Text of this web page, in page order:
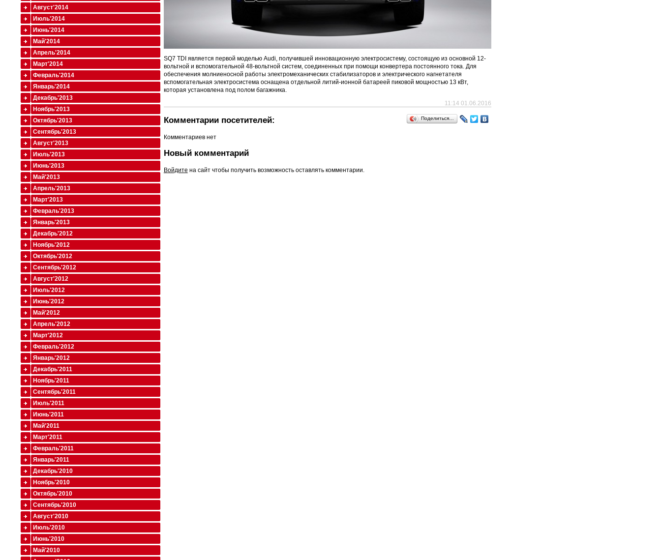
SQ7 TDI является первой моделью Audi, получившей инновационную электросистему, состоящую из основной 12-
вольтной и вспомогательной 48-вольтной систем, соединенных при помощи конвертера постоянного тока. Для
обеспечения молниеносной работы электромеханических стабилизаторов и электрического нагнетателя
вспомогательная электросистема оснащена отдельной литий-ионной батареей пиковой мощностью 13 кВт,
которая установлена под полом багажника.
11:14 01.06.2016
Поделиться…
Комментарии посетителей:
Комментариев нет
Новый комментарий
Войдите на сайт чтобы получить возможность оставлять комментарии.
Август'2014
Июль'2014
Июнь'2014
Май'2014
Апрель'2014
Март'2014
Февраль'2014
Январь'2014
Декабрь'2013
Ноябрь'2013
Октябрь'2013
Сентябрь'2013
Август'2013
Июль'2013
Июнь'2013
Май'2013
Апрель'2013
Март'2013
Февраль'2013
Январь'2013
Декабрь'2012
Ноябрь'2012
Октябрь'2012
Сентябрь'2012
Август'2012
Июль'2012
Июнь'2012
Май'2012
Апрель'2012
Март'2012
Февраль'2012
Январь'2012
Декабрь'2011
Ноябрь'2011
Сентябрь'2011
Июль'2011
Июнь'2011
Май'2011
Март'2011
Февраль'2011
Январь'2011
Декабрь'2010
Ноябрь'2010
Октябрь'2010
Сентябрь'2010
Август'2010
Июль'2010
Июнь'2010
Май'2010